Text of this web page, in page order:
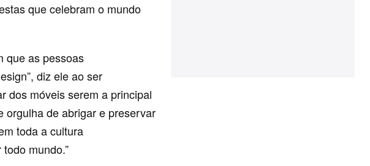
que celebram o mundo
que as pessoas
diz ele ao ser
dos móveis serem a principal
orgulha de abrigar e preservar
toda a cultura
mundo.”